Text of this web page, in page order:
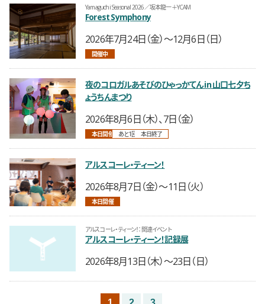
Yamaguchi Seasonal 2026／坂本龍一＋YCAM
Forest Symphony
開催日時
2026年7月24日（金）〜12月6日（日）
開催中
夜のコロガルあそびのひゃっかてん in 山口七夕ち
ょうちんまつり
開催日時
2026年8月6日（木）、7日（金）
本日開催 あと1回 本日終了
アルスコーレ・ティーン！
開催日時
2026年8月7日（金）〜11日（火）
本日開催
アルスコーレ・ティーン！：関連イベント
アルスコーレ・ティーン！記録展
開催日時
2026年8月13日（木）〜23日（日）